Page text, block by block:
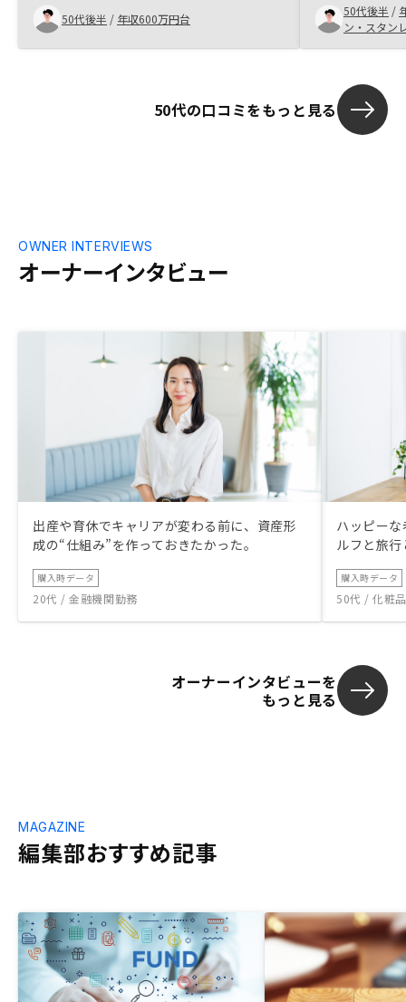
50代後半 / 年収600万円台
投資が合致し
目面談以降物
私の質問応答
た。自分の今
メージが明確
50代後半 /
ン・スタン
50代の口コミをもっと見る
オーナーインタビュー
OWNER INTERVIEWS
出産や育休でキャリアが変わる前に、資産形
成の“仕組み”を作っておきたかった。
購入時データ
20代 / 金融機関勤務
ハッピー
ルフと旅
購入時データ
50代 / 化粧
オーナーインタビューを
もっと見る
編集部おすすめ記事
MAGAZINE